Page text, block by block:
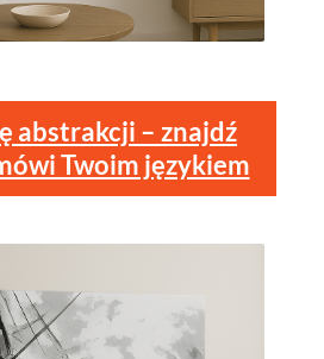
abstrakcji – znajdź
Twoim językiem